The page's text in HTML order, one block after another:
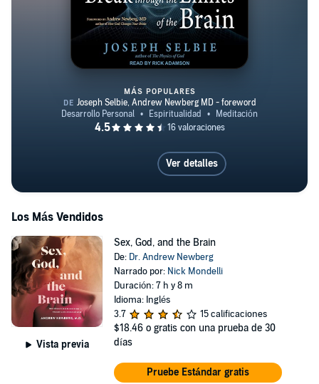
Break Through the Limits of the
MÁS POPULARES
Ver detalles
Los Más Vendidos
Vista previa
Sex, God, and the Brain
De: Dr. Andrew Newberg
Narrado por: Nick Mondelli
Duración: 7 h y 8 m
Idioma: Inglés
3.7
15 calificaciones
$18.46 o gratis con una prueba de 30
días
Pruebe Estándar gratis